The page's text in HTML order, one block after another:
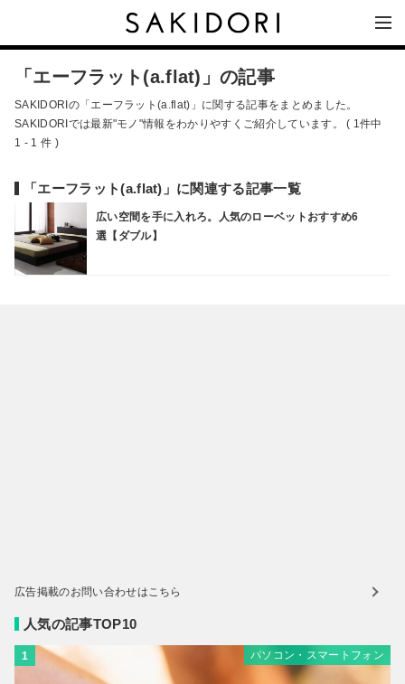
「エーフラット(a.flat)」の記事
SAKIDORIの「エーフラット(a.flat)」に関する記事をまとめました。
SAKIDORIでは最新"モノ"情報をわかりやすくご紹介しています。 ( 1件中
1 - 1 件 )
「エーフラット(a.flat)」に関連する記事一覧
広い空間を手に入れろ。人気のローベットおすすめ6
選【ダブル】
広告掲載のお問い合わせはこちら
人気の記事TOP10
1 パソコン・スマートフォン